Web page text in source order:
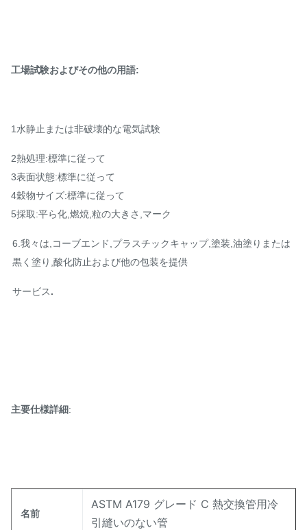
工場試験およびその他の用語:
1水静止または非破壊的な電気試験
2熱処理:標準に従って
3表面状態:標準に従って
4穀物サイズ:標準に従って
5採取:平ら化,燃焼,粒の大きさ,マーク
6.我々は,コーブエンド,プラスチックキャップ,塗装,油塗りまたは
黒く塗り,酸化防止および他の包装を提供
サービス.
主要仕様詳細:
名前
ASTM A179 グレード C 熱交換管用冷
引縫いのない管